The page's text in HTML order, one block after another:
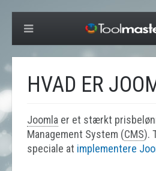
HVAD ER
Joomla er et stærkt
Management System (CMS).
speciale at implementere